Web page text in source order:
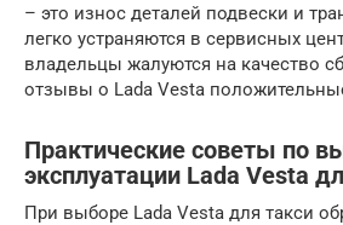
– это износ деталей подвески и
легко устраняются в сервисных
владельцы жалуются на качество
отзывы о Lada Vesta
Практические советы по
эксплуатации Lada Vesta
При выборе Lada Vesta для такси